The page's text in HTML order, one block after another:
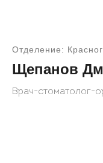
Отделение:
Щепанов
Врач-стоматолог-